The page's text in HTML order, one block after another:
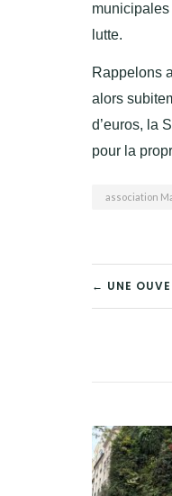
municipales
lutte.
Rappelons
alors
d’euros, la
pour la
association
← UNE